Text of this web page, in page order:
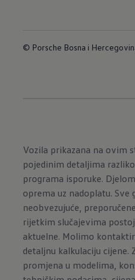
© Porsche Bosna i
Vozila prikazana na ovim
pojedinim detaljima
programa isporuke.
oprema uz nadoplatu. Sve
neobvezujuće,
rijetkim slučajevima
aktuelne. Molimo
detaljnu kalkulaciju cijene.
promjena u modelima,